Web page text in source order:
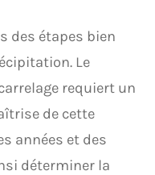
des étapes bien
Le
requiert un
de cette
années et des
déterminer la